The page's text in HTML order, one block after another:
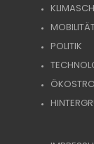
POLITIK